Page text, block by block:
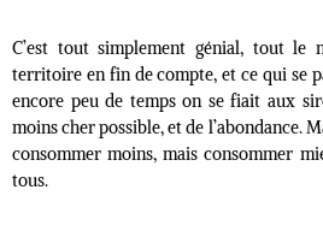
C’est tout simplement génial, tout le
territoire en fin de compte, et ce qui se
encore peu de temps on se fiait aux
moins cher possible, et de l’abondance.
consommer moins, mais consommer
tous.